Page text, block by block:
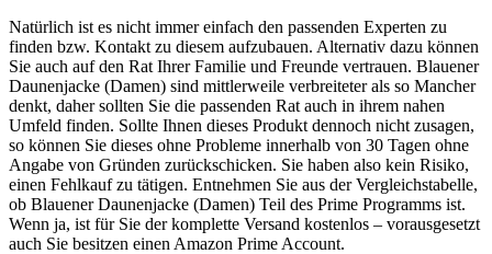
Natürlich ist es nicht immer einfach den passenden Experten zu
finden bzw. Kontakt zu diesem aufzubauen. Alternativ dazu können
Sie auch auf den Rat Ihrer Familie und Freunde vertrauen. Blauener
Daunenjacke (Damen) sind mittlerweile verbreiteter als so Mancher
denkt, daher sollten Sie die passenden Rat auch in ihrem nahen
Umfeld finden. Sollte Ihnen dieses Produkt dennoch nicht zusagen,
so können Sie dieses ohne Probleme innerhalb von 30 Tagen ohne
Angabe von Gründen zurückschicken. Sie haben also kein Risiko,
einen Fehlkauf zu tätigen. Entnehmen Sie aus der Vergleichstabelle,
ob Blauener Daunenjacke (Damen) Teil des Prime Programms ist.
Wenn ja, ist für Sie der komplette Versand kostenlos – vorausgesetzt
auch Sie besitzen einen Amazon Prime Account.